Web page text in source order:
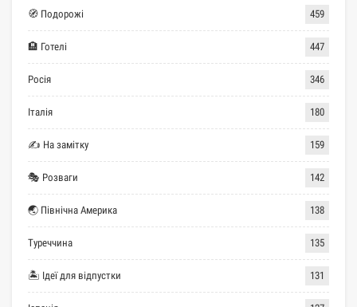
🧭 Подорожі 459
🏨 Готелі 447
Росія 346
Італія 180
✍ На замітку 159
🎭 Розваги 142
🌏 Північна Америка 138
Туреччина 135
🏝 Ідеї для відпустки 131